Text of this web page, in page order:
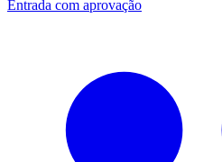
Entrada com aprovação